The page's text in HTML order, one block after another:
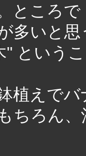
ところ
多いと
" という
植えで
ちろん